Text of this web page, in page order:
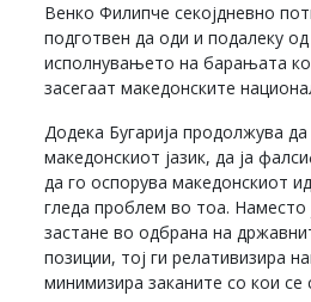
Венко Филипче секојдневно
подготвен да оди и подалеку
исполнувањето на барањата
засегаат македонските
Додека Бугарија продолжува да
македонскиот јазик, да ја
да го оспорува македонскиот
гледа проблем во тоа. Наместо
застане во одбрана на
позиции, тој ги релативизира
минимизира заканите со кои се